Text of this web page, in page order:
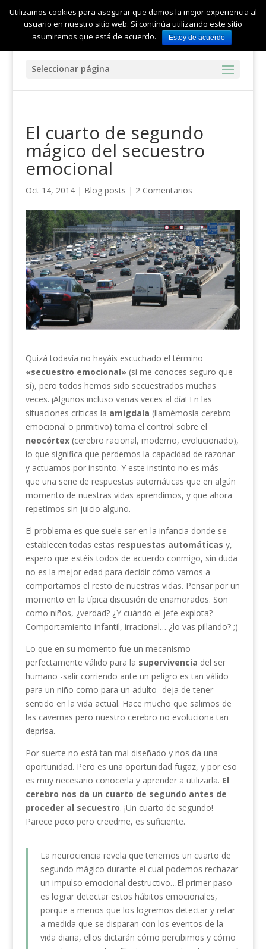
Seleccionar página
El cuarto de segundo
mágico del secuestro
emocional
Oct 14, 2014| Blog posts | 2 Comentarios
Quizá todavía no hayáis escuchado el término
«secuestro emocional»(si me conoces seguro que
sí), pero todos hemos sido secuestrados muchas
veces. ¡Algunos incluso varias veces al día! En las
situaciones críticas la amígdala (llamémosla cerebro
emocional o primitivo) toma el control sobre el
neocórtex(cerebro racional, moderno, evolucionado),
lo que significa que perdemos la capacidad de razonar
y actuamos por instinto. Y este instinto no es más
que una serie de respuestas automáticas que en algún
momento de nuestras vidas aprendimos, y que ahora
repetimos sin juicio alguno.
El problema es que suele ser en la infancia donde se
establecen todas estas respuestas automáticas y,
espero que estéis todos de acuerdo conmigo, sin duda
no es la mejor edad para decidir cómo vamos a
comportarnos el resto de nuestras vidas. Pensar por un
momento en la típica discusión de enamorados. Son
como niños, ¿verdad? ¿Y cuándo el jefe explota?
Comportamiento infantil, irracional… ¿lo vas pillando? ;)
Lo que en su momento fue un mecanismo
perfectamente válido para la supervivencia del ser
humano -salir corriendo ante un peligro es tan válido
para un niño como para un adulto- deja de tener
sentido en la vida actual. Hace mucho que salimos de
las cavernas pero nuestro cerebro no evoluciona tan
deprisa.
Por suerte no está tan mal diseñado y nos da una
oportunidad. Pero es una oportunidad fugaz, y por eso
es muy necesario conocerla y aprender a utilizarla. El
cerebro nos da un cuarto de segundo antes de
proceder al secuestro. ¡Un cuarto de segundo!
Parece poco pero creedme, es suficiente.
La neurociencia revela que tenemos un cuarto de
segundo mágico durante el cual podemos rechazar
un impulso emocional destructivo…El primer paso
es lograr detectar estos hábitos emocionales,
porque a menos que los logremos detectar y retar
a medida que se disparan con los eventos de la
vida diaria, ellos dictarán cómo percibimos y cómo
Utilizamos cookies para asegurar que damos la mejor experiencia al
usuario en nuestro sitio web. Si continúa utilizando este sitio
asumiremos que está de acuerdo.
Estoy de acuerdo